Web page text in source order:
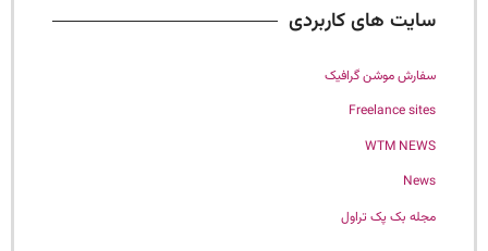
سایت های کاربردی
سفارش موشن گرافیک
Freelance sites
WTM NEWS
News
مجله بک پک تراول